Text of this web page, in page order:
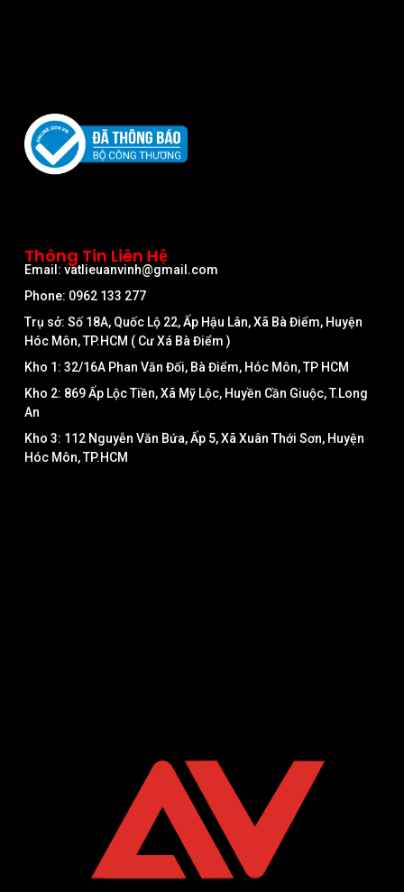
Thông Tin Liên Hệ
Email: vatlieuanvinh@gmail.com
Phone: 0962 133 277
Trụ sở: Số 18A, Quốc Lộ 22, Ấp Hậu Lân, Xã Bà Điểm, Huyện
Hóc Môn, TP.HCM ( Cư Xá Bà Điểm )
Kho 1: 32/16A Phan Văn Đối, Bà Điểm, Hóc Môn, TP HCM
Kho 2: 869 Ấp Lộc Tiền, Xã Mỹ Lộc, Huyền Cần Giuộc, T.Long
An
Kho 3: 112 Nguyễn Văn Bứa, Ấp 5, Xã Xuân Thới Sơn, Huyện
Hóc Môn, TP.HCM